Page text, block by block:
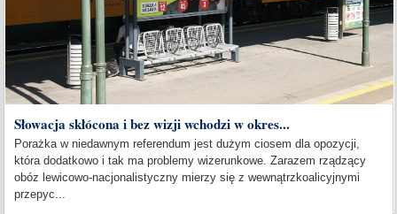
Słowacja skłócona i bez wizji wchodzi w okres...
Porażka w niedawnym referendum jest dużym ciosem dla opozycji,
która dodatkowo i tak ma problemy wizerunkowe. Zarazem rządzący
obóz lewicowo-nacjonalistyczny mierzy się z wewnątrzkoalicyjnymi
przepyc...